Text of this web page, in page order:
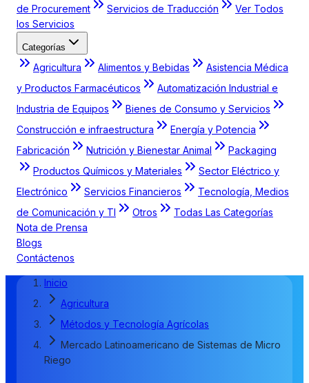
de Procurement
Servicios de Traducción
Ver Todos
los Servicios
Categorías
Agricultura Alimentos y Bebidas
Asistencia Médica
y Productos Farmacéuticos
Automatización Industrial e
Industria de Equipos
Bienes de Consumo y Servicios
Construcción e infraestructura
Energía y Potencia
Fabricación
Nutrición y Bienestar Animal
Packaging
Productos Químicos y Materiales
Sector Eléctrico y
Electrónico
Servicios Financieros
Tecnología, Medios
de Comunicación y TI
Otros
Todas Las Categorías
Nota de Prensa
Blogs
Contáctenos
Inicio
Agricultura
Métodos y Tecnología Agrícolas
Mercado Latinoamericano de Sistemas de Micro
Riego